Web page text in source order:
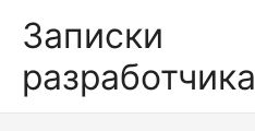
содержимому
Записки
разработчика